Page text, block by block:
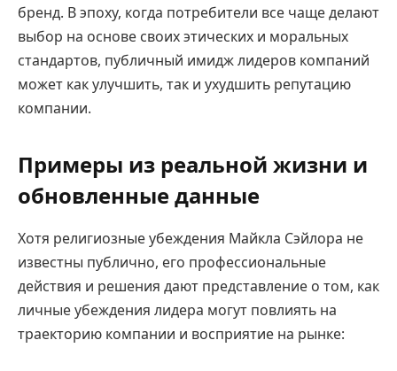
бренд. В эпоху, когда потребители все чаще делают
выбор на основе своих этических и моральных
стандартов, публичный имидж лидеров компаний
может как улучшить, так и ухудшить репутацию
компании.
Примеры из реальной жизни и
обновленные данные
Хотя религиозные убеждения Майкла Сэйлора не
известны публично, его профессиональные
действия и решения дают представление о том, как
личные убеждения лидера могут повлиять на
траекторию компании и восприятие на рынке: